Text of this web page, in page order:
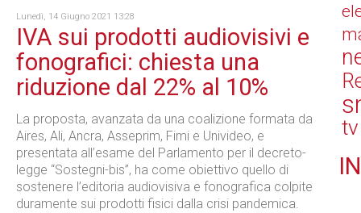
Lunedì, 14 Giugno 2021 13:28
IVA sui prodotti audiovisivi e
fonografici: chiesta una
riduzione dal 22% al 10%
La proposta, avanzata da una coalizione formata da
Aires, Ali, Ancra, Asseprim, Fimi e Univideo, e
presentata all’esame del Parlamento per il decreto-
legge “Sostegni-bis”, ha come obiettivo quello di
sostenere l’editoria audiovisiva e fonografica colpite
duramente sui prodotti fisici dalla crisi pandemica.
tv
IN